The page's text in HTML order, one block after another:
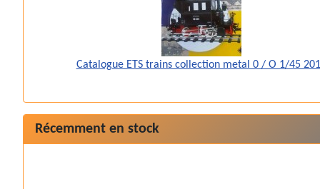
Catalogue ETS trains collection metal 0 / O 1/45
Récemment en stock